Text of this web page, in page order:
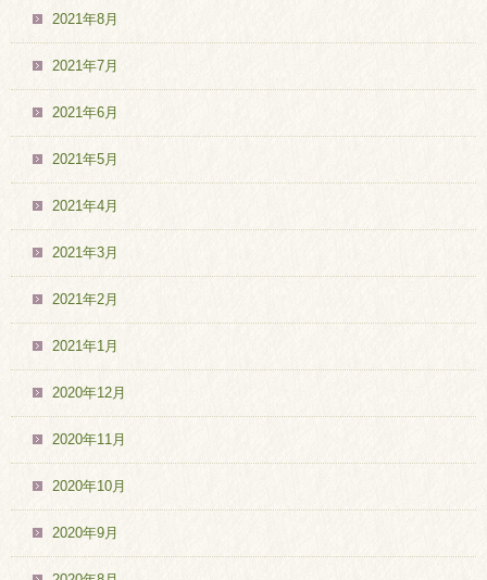
2021年8月
2021年7月
2021年6月
2021年5月
2021年4月
2021年3月
2021年2月
2021年1月
2020年12月
2020年11月
2020年10月
2020年9月